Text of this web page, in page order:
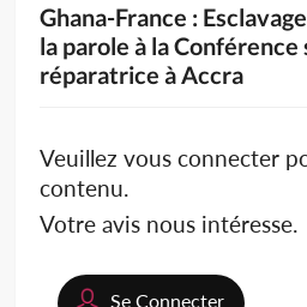
Ghana-France :
la parole à la
réparatrice à Accra
Veuillez vous connecter
contenu.
Votre avis nous intéresse.
Se Connecter